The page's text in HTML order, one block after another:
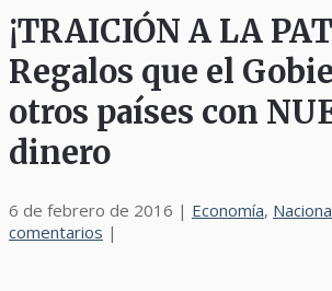
¡TRAICIÓN A LA
Regalos que el
otros países con
dinero
6 de febrero de 2016 | Economía,
comentarios |